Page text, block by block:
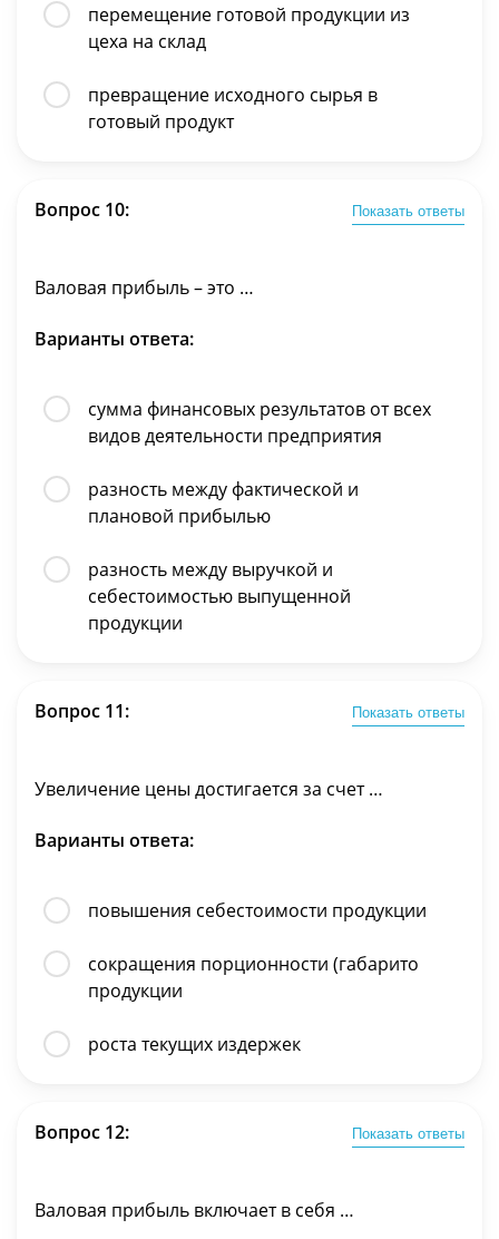
перемещение готовой продукции из
цеха на склад
превращение исходного сырья в
готовый продукт
Вопрос 10: Показать ответы
Валовая прибыль – это …
Варианты ответа:
сумма финансовых результатов от всех
видов деятельности предприятия
разность между фактической и
плановой прибылью
разность между выручкой и
себестоимостью выпущенной
продукции
Вопрос 11: Показать ответы
Увеличение цены достигается за счет …
Варианты ответа:
повышения себестоимости продукции
сокращения порционности (габарито
продукции
роста текущих издержек
Вопрос 12: Показать ответы
Валовая прибыль включает в себя …